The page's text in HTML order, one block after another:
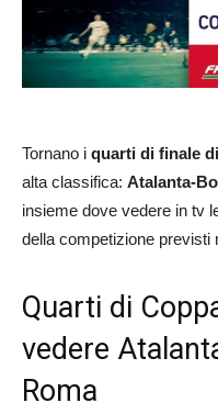
Tornano i quarti di finale
alta classifica: Atalanta-
insieme dove vedere in tv
della competizione previsti
Quarti di
vedere
Roma